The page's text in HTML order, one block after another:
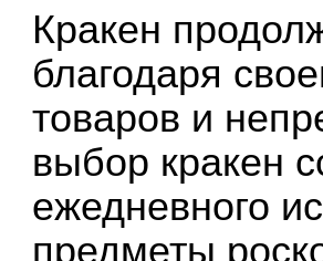
Кракен
благодаря
товаров и
выбор кракен
ежедневного
предметы